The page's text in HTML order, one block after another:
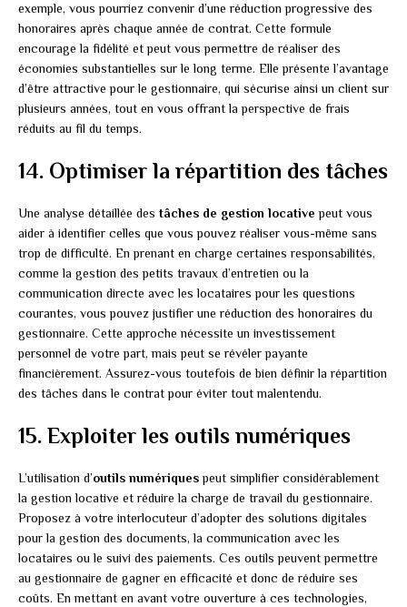
exemple, vous pourriez convenir d’une réduction progressive des
honoraires après chaque année de contrat. Cette formule
encourage la fidélité et peut vous permettre de réaliser des
économies substantielles sur le long terme. Elle présente l’avantage
d’être attractive pour le gestionnaire, qui sécurise ainsi un client sur
plusieurs années, tout en vous offrant la perspective de frais
réduits au fil du temps.
14. Optimiser la répartition des tâches
Une analyse détaillée des tâches de gestion locative peut vous
aider à identifier celles que vous pouvez réaliser vous-même sans
trop de difficulté. En prenant en charge certaines responsabilités,
comme la gestion des petits travaux d’entretien ou la
communication directe avec les locataires pour les questions
courantes, vous pouvez justifier une réduction des honoraires du
gestionnaire. Cette approche nécessite un investissement
personnel de votre part, mais peut se révéler payante
financièrement. Assurez-vous toutefois de bien définir la répartition
des tâches dans le contrat pour éviter tout malentendu.
15. Exploiter les outils numériques
L’utilisation d’outils numériquespeut simplifier considérablement
la gestion locative et réduire la charge de travail du gestionnaire.
Proposez à votre interlocuteur d’adopter des solutions digitales
pour la gestion des documents, la communication avec les
locataires ou le suivi des paiements. Ces outils peuvent permettre
au gestionnaire de gagner en efficacité et donc de réduire ses
coûts. En mettant en avant votre ouverture à ces technologies,